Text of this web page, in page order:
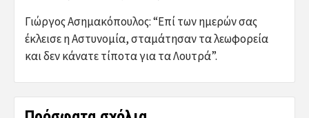
Γιώργος Ασημακόπουλος: “Επί των ημερών σας
έκλεισε η Αστυνομία, σταμάτησαν τα λεωφορεία
και δεν κάνατε τίποτα για τα Λουτρά”.